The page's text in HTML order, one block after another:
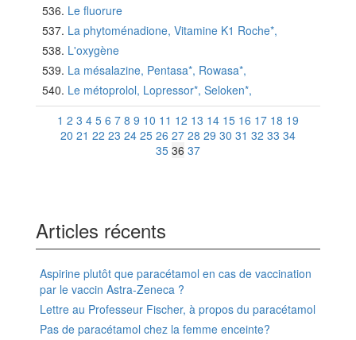
Le fluorure
La phytoménadione, Vitamine K1 Roche*,
L'oxygène
La mésalazine, Pentasa*, Rowasa*,
Le métoprolol, Lopressor*, Seloken*,
1 2 3 4 5 6 7 8 9 10 11 12 13 14 15 16 17 18 19
20 21 22 23 24 25 26 27 28 29 30 31 32 33 34
35 36 37
Articles récents
Aspirine plutôt que paracétamol en cas de vaccination
par le vaccin Astra-Zeneca ?
Lettre au Professeur Fischer, à propos du paracétamol
Pas de paracétamol chez la femme enceinte?